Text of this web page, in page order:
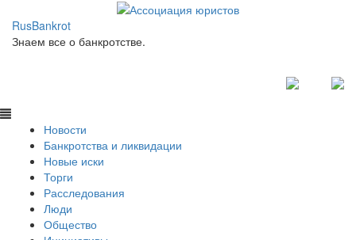
RusBankrot
Знаем все о банкротстве.
Новости
Банкротства и ликвидации
Новые иски
Торги
Расследования
Люди
Общество